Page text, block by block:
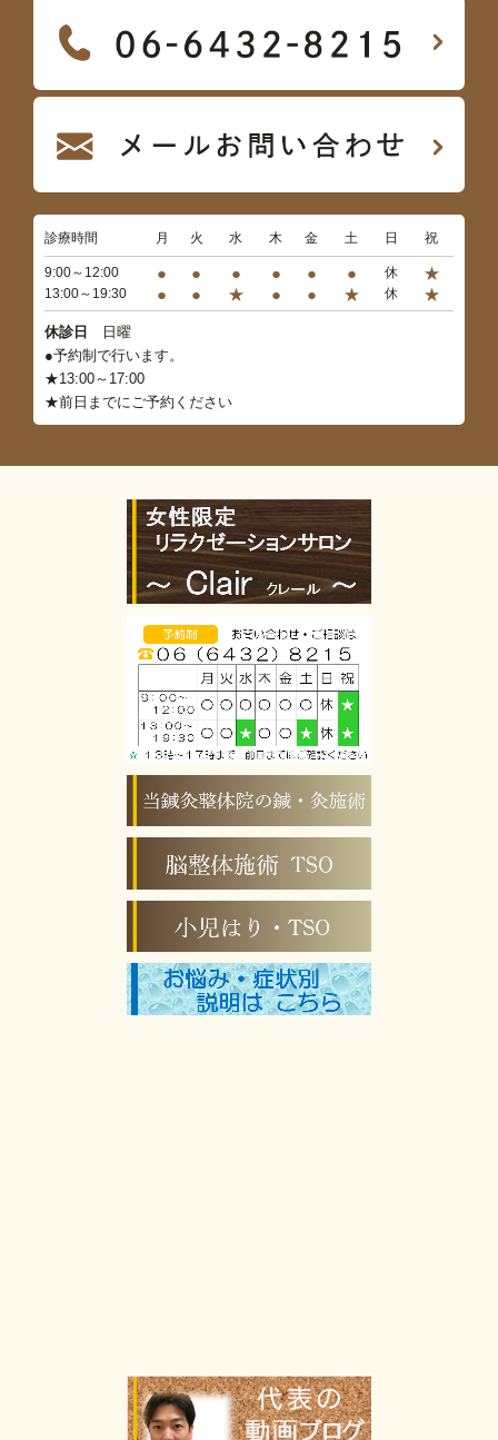
診療時間 月 火 水 木 金 土 日 祝
9:00～12:00 ● ● ● ● ● ● 休 ★
13:00～19:30 ● ● ★ ● ● ★ 休 ★
休診日
日曜
●予約制で行います。
★13:00～17:00
★前日までにご予約ください